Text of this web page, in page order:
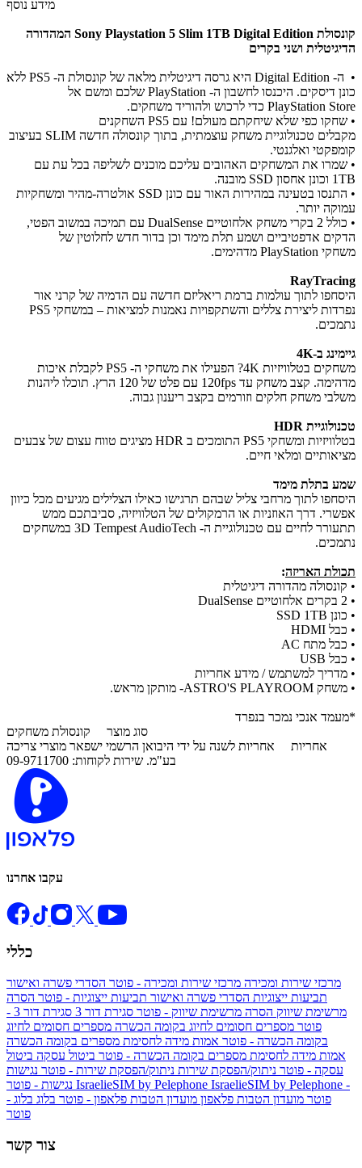
מידע נוסף
קונסולת Sony Playstation 5 Slim 1TB Digital
Edition המהדורה
הדיגיטלית ושני בקרים
• ה- Digital Edition היא גרסה דיגיטלית מלאה של קונסולת ה- PS5 ללא
כונן דיסקים. היכנסו לחשבון ה- PlayStation שלכם ומשם אל
PlayStation Store כדי לרכוש ולהוריד משחקים.
• שחקו כפי שלא שיחקתם מעולם! עם PS5 השחקנים
מקבלים טכנולוגיית משחק עוצמתית, בתוך קונסולה חדשה SLIM בעיצוב
קומפקטי ואלגנטי.
• שמרו את המשחקים האהובים עליכם מוכנים לשליפה בכל עת עם
1TB וכונן אחסון SSD מובנה.
• התנסו בטעינה במהירות האור עם כונן SSD אולטרה-מהיר ומשחקיות
עמוקה יותר.
• כולל 2 בקרי משחק אלחוטיים DualSense עם תמיכה במשוב הפטי,
הדקים אדפטיביים ושמע תלת מימד וכן בדור חדש לחלוטין של
משחקי PlayStation מדהימים.
RayTracing
היסחפו לתוך עולמות ברמת ריאליזם חדשה עם הדמיה של קרני אור
נפרדות ליצירת צללים והשתקפויות נאמנות למציאות – במשחקי PS5
נתמכים.
גיימינג ב-4K
משחקים בטלוויזיות 4K? הפעילו את משחקי ה- PS5 לקבלת איכות
מדהימה. קצב משחק עד 120fps עם פלט של 120 הרץ. תוכלו ליהנות
משלבי משחק חלקים וזורמים בקצב ריענון גבוה.
טכנולוגיית HDR
בטלוויזיות ומשחקי PS5 התומכים ב HDR מציגים טווח עצום של צבעים
מציאותיים ומלאי חיים.
שמע בתלת מימד
היסחפו לתוך מרחבי צליל שבהם תרגישו כאילו הצלילים מגיעים מכל כיוון
אפשרי. דרך האוזניות או הרמקולים של הטלוויזיה, סביבתכם ממש
תתעורר לחיים עם טכנולוגיית ה- 3D Tempest AudioTech במשחקים
נתמכים.
תכולת האריזה:
• קונסולה מהדורה דיגיטלית
• 2 בקרים אלחוטיים DualSense
• כונן SSD 1TB
• כבל HDMI
• כבל מתח AC
• כבל USB
• מדריך למשתמש / מידע אחריות
• משחק ASTRO'S PLAYROOM- מותקן מראש.
*מעמד אנכי נמכר בנפרד
סוג מוצר קונסולת משחקים
אחריות אחריות לשנה על ידי היבואן הרשמי ישפאר מוצרי צריכה
בע"מ. שירות לקוחות: 09-9711700
עקבו אחרנו
כללי
מרכזי שירות ומכירה מרכזי שירות ומכירה - פוטר הסדרי פשרה ואישור
תביעות ייצוגיות הסדרי פשרה ואישור תביעות ייצוגיות - פוטר הסרה
מרשימת שיווק הסרה מרשימת שיווק - פוטר סגירת דור 3
סגירת דור 3 -
פוטר מספרים חסומים לחיוג בקומה הכשרה מספרים חסומים לחיוג
בקומה הכשרה - פוטר אמות מידה לחסימת מספרים בקומה הכשרה
אמות מידה לחסימת מספרים בקומה הכשרה - פוטר ביטול עסקה ביטול
עסקה - פוטר ניתוק/הפסקת שירות ניתוק/הפסקת שירות - פוטר נגישות
IsraelieSIM by Pelephone IsraelieSIM by Pelephone -
פוטר מועדון הטבות פלאפון מועדון הטבות פלאפון - פוטר בלוג בלוג -
פוטר
צור קשר